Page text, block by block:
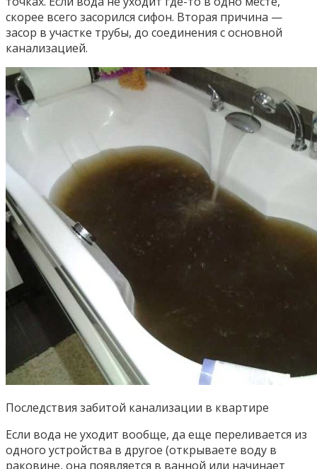
скорее всего засорился сифон. Вторая причина —
засор в участке трубы, до соединения с основной
канализацией.
Последствия забитой канализации в квартире
Если вода не уходит вообще, да еще переливается из
одного устройства в другое (открываете воду в
раковине, она появляется в ванной или начинает